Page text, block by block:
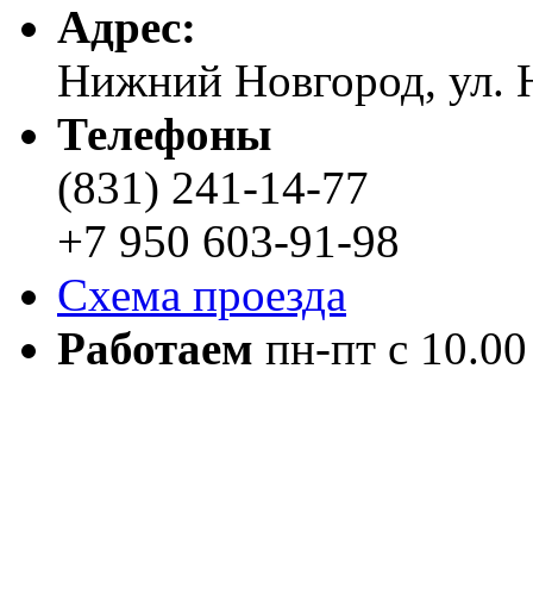
Адреc:
Нижний Новгород, ул.
Телефоны
(831) 241-14-77
+7 950 603-91-98
Схема проезда
Работаем пн-пт с